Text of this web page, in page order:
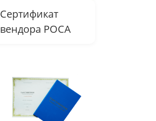
Сертификат
вендора РОСА